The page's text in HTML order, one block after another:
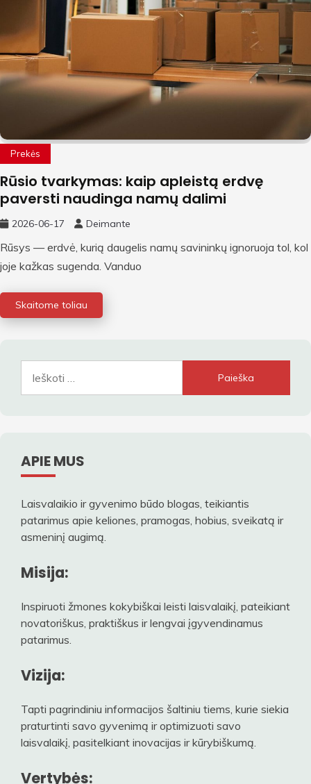
Prekės
Rūsio tvarkymas: kaip apleistą erdvę
paversti naudinga namų dalimi
2026-06-17 Deimante
Rūsys — erdvė, kurią daugelis namų savininkų ignoruoja tol, kol
joje kažkas sugenda. Vanduo
Skaitome toliau
APIE MUS
Laisvalaikio ir gyvenimo būdo blogas, teikiantis
patarimus apie keliones, pramogas, hobius, sveikatą ir
asmeninį augimą.
Misija:
Inspiruoti žmones kokybiškai leisti laisvalaikį, pateikiant
novatoriškus, praktiškus ir lengvai įgyvendinamus
patarimus.
Vizija:
Tapti pagrindiniu informacijos šaltiniu tiems, kurie siekia
praturtinti savo gyvenimą ir optimizuoti savo
laisvalaikį, pasitelkiant inovacijas ir kūrybiškumą.
Vertybės: